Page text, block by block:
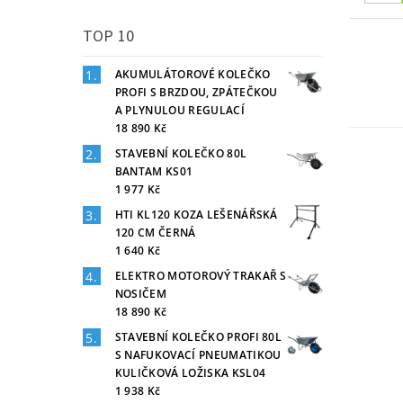
TOP 10
AKUMULÁTOROVÉ KOLEČKO
PROFI S BRZDOU, ZPÁTEČKOU
A PLYNULOU REGULACÍ
18 890 Kč
STAVEBNÍ KOLEČKO 80L
BANTAM KS01
1 977 Kč
HTI KL120 KOZA LEŠENÁŘSKÁ
120 CM ČERNÁ
1 640 Kč
ELEKTRO MOTOROVÝ TRAKAŘ S
NOSIČEM
18 890 Kč
STAVEBNÍ KOLEČKO PROFI 80L
S NAFUKOVACÍ PNEUMATIKOU
KULIČKOVÁ LOŽISKA KSL04
1 938 Kč